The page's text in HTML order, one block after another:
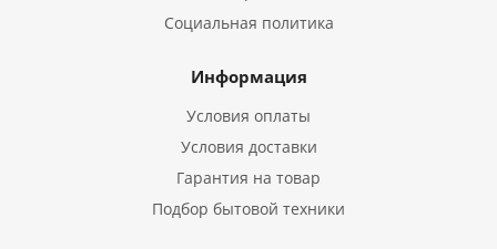
Социальная политика
Информация
Условия оплаты
Условия доставки
Гарантия на товар
Подбор бытовой техники